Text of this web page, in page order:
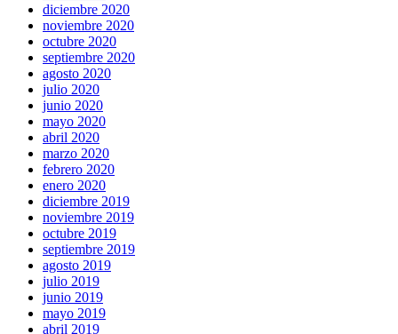
diciembre 2020
noviembre 2020
octubre 2020
septiembre 2020
agosto 2020
julio 2020
junio 2020
mayo 2020
abril 2020
marzo 2020
febrero 2020
enero 2020
diciembre 2019
noviembre 2019
octubre 2019
septiembre 2019
agosto 2019
julio 2019
junio 2019
mayo 2019
abril 2019